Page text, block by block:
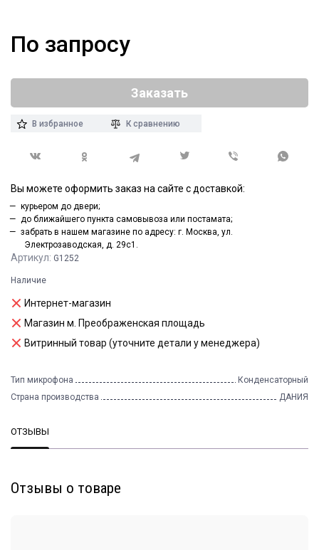
Артикул: G1252
Наличие
Интернет-магазин
Магазин м. Преображенская площадь
Витринный товар (уточните детали у менеджера)
Тип микрофона
Конденсаторный
Страна производства
ДАНИЯ
По запросу
Заказать
В избранное К сравнению
Вы можете оформить заказ на сайте с доставкой:
курьером до двери;
до ближайшего пункта самовывоза или постамата;
забрать в нашем магазине по адресу: г. Москва, ул.
Электрозаводская, д. 29с1.
ОТЗЫВЫ
Отзывы о товаре